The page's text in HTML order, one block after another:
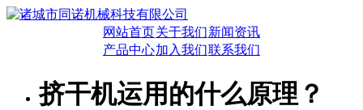
网站首页关于我们新闻资讯
产品中心加入我们联系我们
挤干机运用的什么原理？